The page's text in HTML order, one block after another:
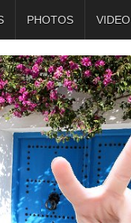
PHOTOS VIDEO